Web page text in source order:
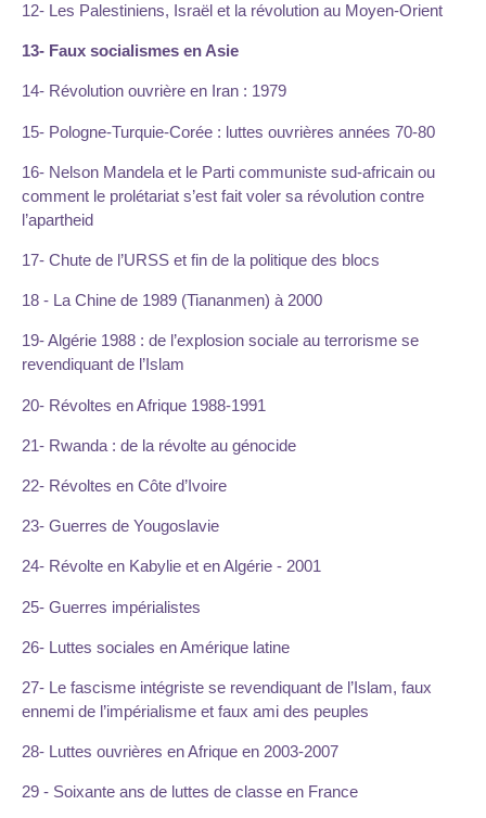
12- Les Palestiniens, Israël et la révolution au Moyen-Orient
13- Faux socialismes en Asie
14- Révolution ouvrière en Iran : 1979
15- Pologne-Turquie-Corée : luttes ouvrières années 70-80
16- Nelson Mandela et le Parti communiste sud-africain ou
comment le prolétariat s’est fait voler sa révolution contre
l’apartheid
17- Chute de l’URSS et fin de la politique des blocs
18 - La Chine de 1989 (Tiananmen) à 2000
19- Algérie 1988 : de l’explosion sociale au terrorisme se
revendiquant de l’Islam
20- Révoltes en Afrique 1988-1991
21- Rwanda : de la révolte au génocide
22- Révoltes en Côte d’Ivoire
23- Guerres de Yougoslavie
24- Révolte en Kabylie et en Algérie - 2001
25- Guerres impérialistes
26- Luttes sociales en Amérique latine
27- Le fascisme intégriste se revendiquant de l’Islam, faux
ennemi de l’impérialisme et faux ami des peuples
28- Luttes ouvrières en Afrique en 2003-2007
29 - Soixante ans de luttes de classe en France